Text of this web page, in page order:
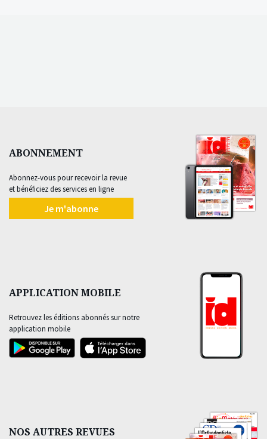
ABONNEMENT
Abonnez-vous pour recevoir la revue
et bénéficiez des services en ligne
Je m'abonne
APPLICATION MOBILE
Retrouvez les éditions abonnés sur notre
application mobile
NOS AUTRES REVUES